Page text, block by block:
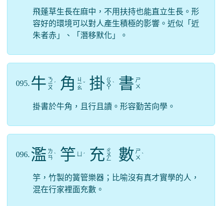
飛蓬草生長在麻中，不用扶持也能直立生長。形
容好的環境可以對人產生積極的影響。近似「近
朱者赤」、「潛移默化」。
095. 牛 ㄋ
ㄧ
ㄡ
ˊ 角 ㄐ
ㄧ
ㄠ
ˇ 掛 ㄍ
ㄨ
ㄚ
ˋ 書 ㄕ
ㄨ
掛書於牛角，且行且讀。形容勤苦向學。
096. 濫 ㄌ
ㄢ ˋ 竽 ˊ 充 ㄔ
ㄨ
ㄥ 數 ㄕ
ㄨ ˋ
竽，竹製的簧管樂器；比喻沒有真才實學的人，
混在行家裡面充數。